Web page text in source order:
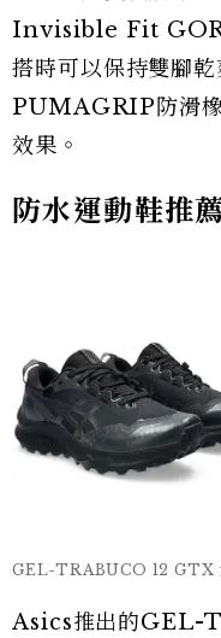
Invisible Fit
搭時可以保持雙腳
PUMAGRIP防滑橡
效果。
防水運動鞋推
GEL-TRABUCO 12 GTX
Asics推出的GEL-